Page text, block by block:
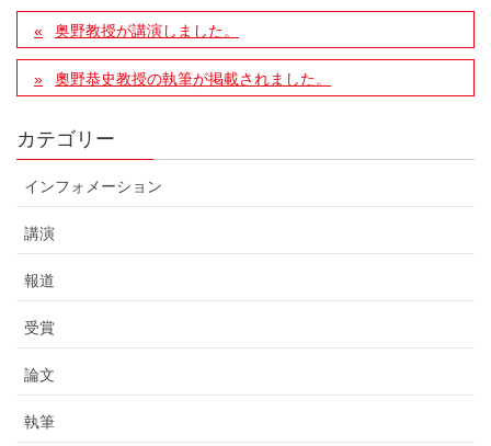
奥野教授が講演しました。
奧野恭史教授の執筆が掲載されました。
カテゴリー
インフォメーション
講演
報道
受賞
論文
執筆